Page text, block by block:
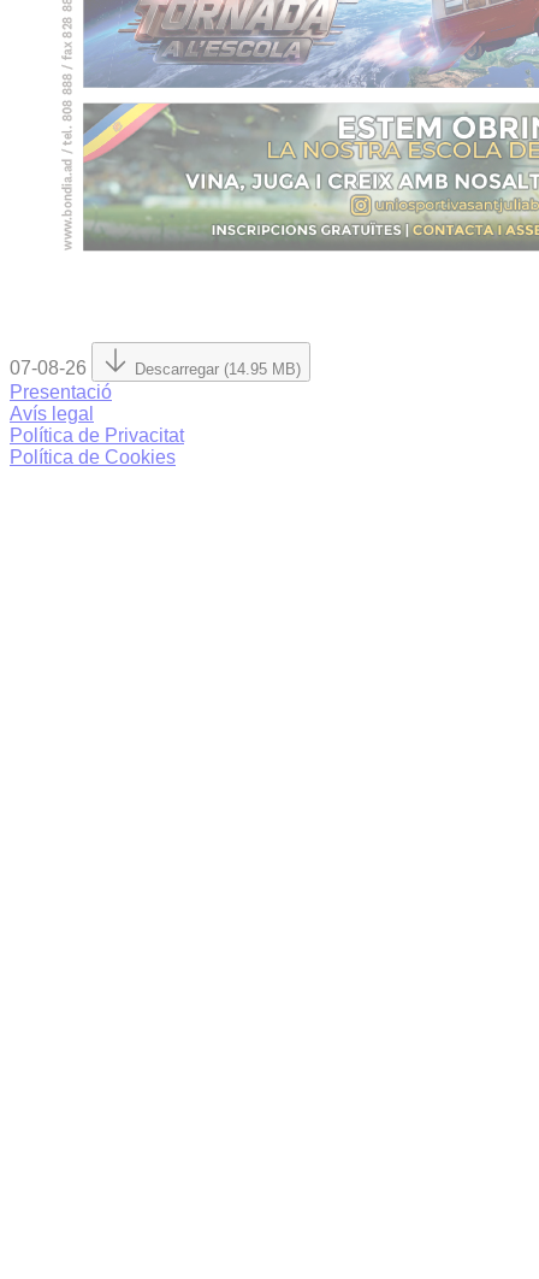
07-08-26 Descarregar (14.95 MB)
Presentació
Avís legal
Política de Privacitat
Política de Cookies